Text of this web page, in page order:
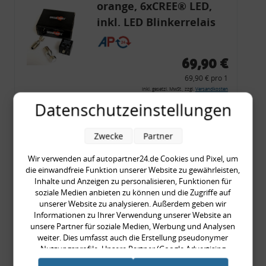
orange, 6xCREE® LED,
inkl. LED Blinkerrelais
CF 14
69,90 €
69,90 € pro 1
inkl. gesetzl. MwSt., zzgl. Versandkosten
Merkzettel
Zum Artikel
Rückleuchtenband mit
Blinker, rot, US-Ecken,
Audi 80 Cabrio, Typ 89,
OE-Nr.: 8G0945225 +
8G0945225C
999,99 €
Datenschutzeinstellungen
Wir verwenden auf autopartner24.de Cookies und Pixel, um
die einwandfreie Funktion unserer Website zu gewährleisten,
Inhalte und Anzeigen zu personalisieren, Funktionen für
soziale Medien anbieten zu können und die Zugriffe auf
unserer Website zu analysieren. Außerdem geben wir
Informationen zu Ihrer Verwendung unserer Website an
unsere Partner für soziale Medien, Werbung und Analysen
weiter. Dies umfasst auch die Erstellung pseudonymer
Nutzungsprofile. Unsere Partner (Google Advertising
Products) führen diese Informationen möglicherweise mit
Zwecke Partner